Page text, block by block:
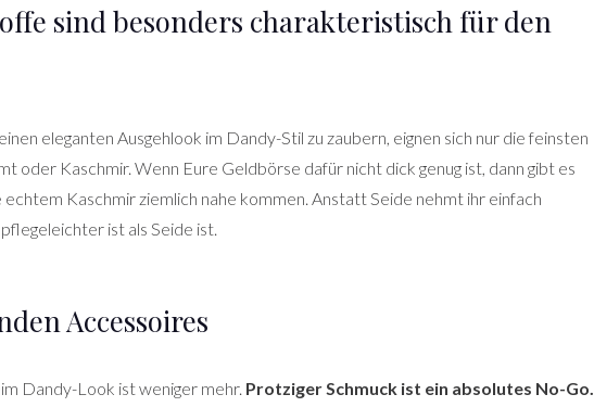
sind besonders charakteristisch für den
eleganten Ausgehlook im Dandy-Stil zu zaubern, eignen sich nur die feinsten
oder Kaschmir. Wenn Eure Geldbörse dafür nicht dick genug ist, dann gibt es
Kaschmir ziemlich nahe kommen. Anstatt Seide nehmt ihr einfach
ist als Seide ist.
Accessoires
Dandy-Look ist weniger mehr. Protziger Schmuck ist ein absolutes No-Go.